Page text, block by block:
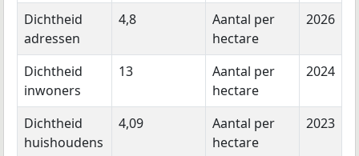
Dichtheid
adressen
4,8
Aantal per
hectare
2026
Dichtheid
inwoners
13
Aantal per
hectare
2024
Dichtheid
huishoudens
4,09
Aantal per
hectare
2023